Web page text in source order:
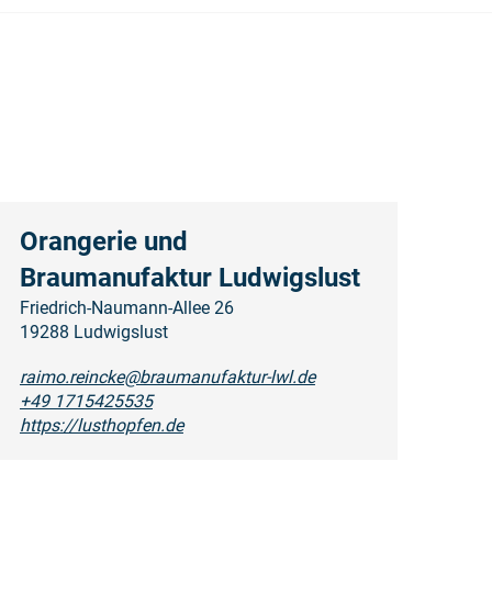
Orangerie und
Braumanufaktur Ludwigslust
Friedrich-Naumann-Allee 26
19288 Ludwigslust
raimo.reincke@braumanufaktur-lwl.de
+49 1715425535
https://lusthopfen.de